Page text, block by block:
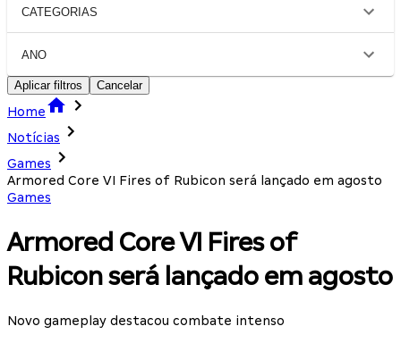
CATEGORIAS
ANO
Aplicar filtros Cancelar
Home
Notícias
Games
Armored Core VI Fires of Rubicon será lançado em agosto
Games
Armored Core VI Fires of
Rubicon será lançado em agosto
Novo gameplay destacou combate intenso